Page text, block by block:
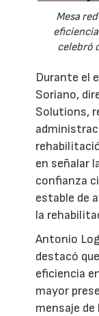
Mesa
celebró
Durante el
Soriano,
Solutions,
en señalar
confianza
estable de
la
Antonio
destacó
eficiencia
mayor
mensaje